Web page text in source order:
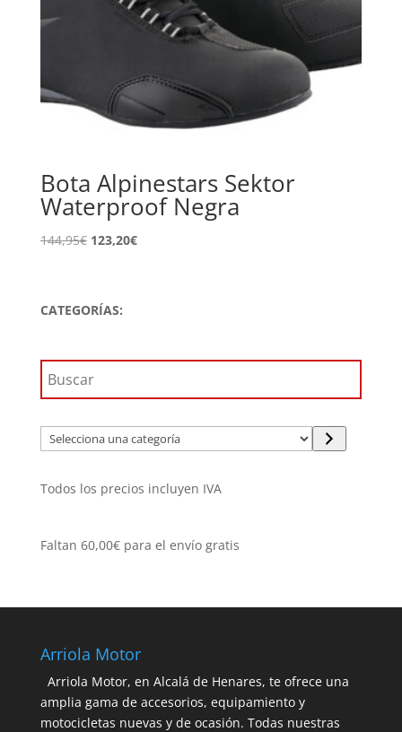
Bota Alpinestars Sektor
Waterproof Negra
144,95€ El
era:
123,20€El
CATEGORÍAS:
Selecciona
una
Todos los precios incluyen IVA
Faltan 60,00€para el envío gratis
Arriola Motor
Arriola Motor, en Alcalá de Henares, te ofrece una
amplia gama de accesorios, equipamiento y
motocicletas nuevas y de ocasión. Todas nuestras